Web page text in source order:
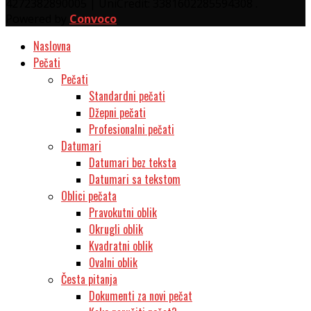
Convoco
Naslovna
Pečati
Pečati
Standardni pečati
Džepni pečati
Profesionalni pečati
Datumari
Datumari bez teksta
Datumari sa tekstom
Oblici pečata
Pravokutni oblik
Okrugli oblik
Kvadratni oblik
Ovalni oblik
Česta pitanja
Dokumenti za novi pečat